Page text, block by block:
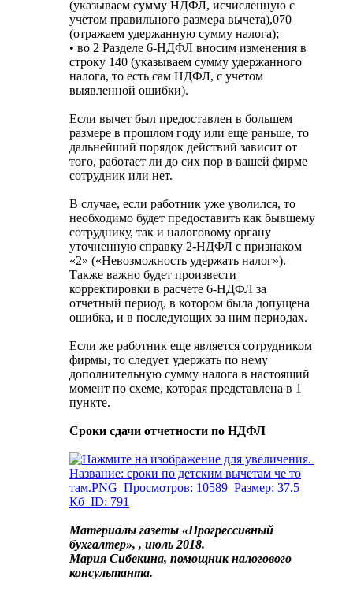
(указываем сумму НДФЛ, исчисленную с
учетом правильного размера вычета),070
(отражаем удержанную сумму налога);
• во 2 Разделе 6-НДФЛ вносим изменения в
строку 140 (указываем сумму удержанного
налога, то есть сам НДФЛ, с учетом
выявленной ошибки).
Если вычет был предоставлен в большем
размере в прошлом году или еще раньше, то
дальнейший порядок действий зависит от
того, работает ли до сих пор в вашей фирме
сотрудник или нет.
В случае, если работник уже уволился, то
необходимо будет предоставить как бывшему
сотруднику, так и налоговому органу
уточненную справку 2-НДФЛ с признаком
«2» («Невозможность удержать налог»).
Также важно будет произвести
корректировки в расчете 6-НДФЛ за
отчетный период, в котором была допущена
ошибка, и в последующих за ним периодах.
Если же работник еще является сотрудником
фирмы, то следует удержать по нему
дополнительную сумму налога в настоящий
момент по схеме, которая представлена в 1
пункте.
Сроки сдачи отчетности по НДФЛ
Материалы газеты «Прогрессивный
бухгалтер», , июль 2018.
Мария Сибекина, помощник налогового
консультанта.